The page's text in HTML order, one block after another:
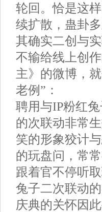
轮回。恰是这
续扩散，蛊卦
其确实二创与
不输给线上创
主》的微博，
老例”：
聘用与IP粉红
的次联动非常
笑的形象狡计
的玩盘问，常
跟着官不停听
兔子二次联动
庆典的关怀因此